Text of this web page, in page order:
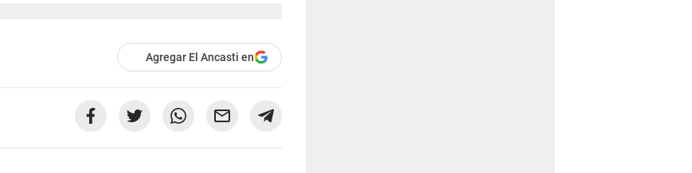
Agregar El Ancasti en